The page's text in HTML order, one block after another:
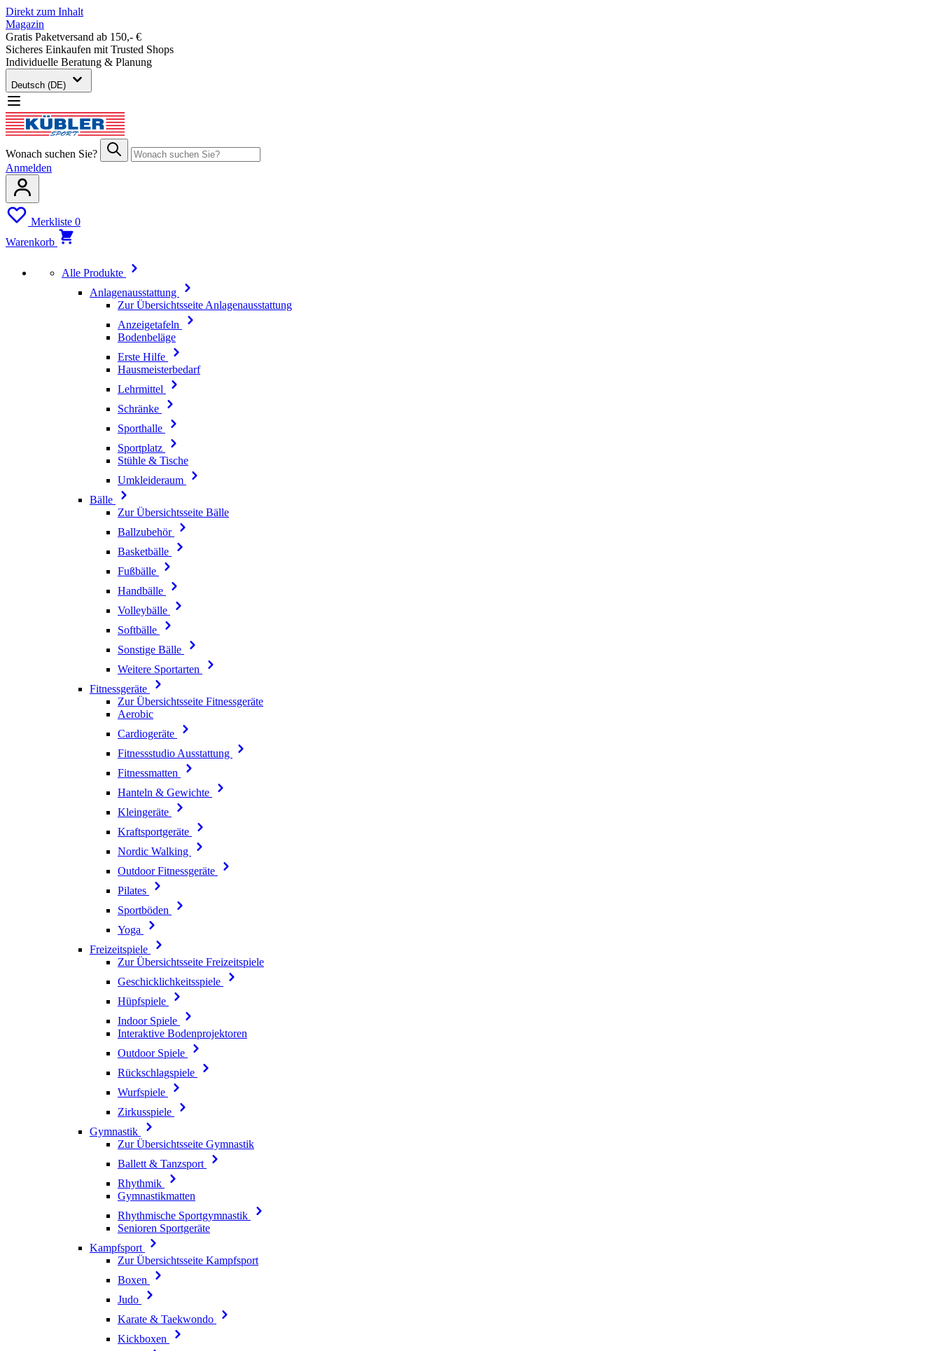
Direkt zum Inhalt
Magazin
Gratis Paketversand ab 150,- €
Sicheres Einkaufen mit Trusted Shops
Individuelle Beratung & Planung
Deutsch (DE)
Wonach suchen Sie?
Anmelden
Merkliste 0
Warenkorb
Alle Produkte
Anlagenausstattung
Zur Übersichtsseite Anlagenausstattung
Anzeigetafeln
Bodenbeläge
Erste Hilfe
Hausmeisterbedarf
Lehrmittel
Schränke
Sporthalle
Sportplatz
Stühle & Tische
Umkleideraum
Bälle
Zur Übersichtsseite Bälle
Ballzubehör
Basketbälle
Fußbälle
Handbälle
Volleybälle
Softbälle
Sonstige Bälle
Weitere Sportarten
Fitnessgeräte
Zur Übersichtsseite Fitnessgeräte
Aerobic
Cardiogeräte
Fitnessstudio Ausstattung
Fitnessmatten
Hanteln & Gewichte
Kleingeräte
Kraftsportgeräte
Nordic Walking
Outdoor Fitnessgeräte
Pilates
Sportböden
Yoga
Freizeitspiele
Zur Übersichtsseite Freizeitspiele
Geschicklichkeitsspiele
Hüpfspiele
Indoor Spiele
Interaktive Bodenprojektoren
Outdoor Spiele
Rückschlagspiele
Wurfspiele
Zirkusspiele
Gymnastik
Zur Übersichtsseite Gymnastik
Ballett & Tanzsport
Rhythmik
Gymnastikmatten
Rhythmische Sportgymnastik
Senioren Sportgeräte
Kampfsport
Zur Übersichtsseite Kampfsport
Boxen
Judo
Karate & Taekwondo
Kickboxen